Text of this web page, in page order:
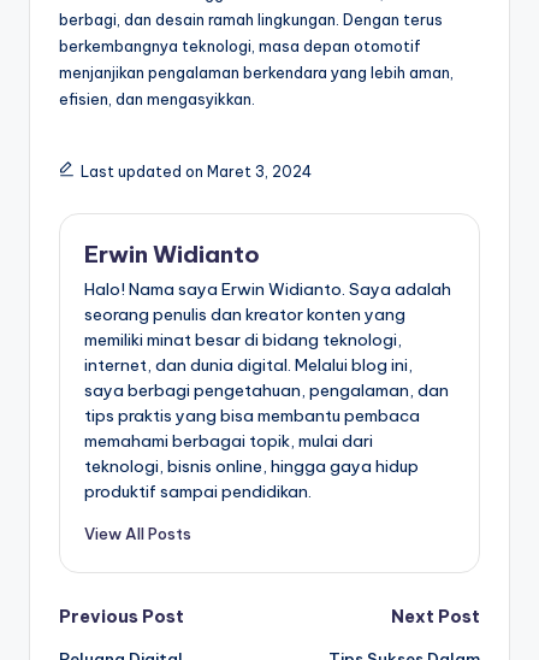
berbagi, dan desain ramah lingkungan. Dengan terus
berkembangnya teknologi, masa depan otomotif
menjanjikan pengalaman berkendara yang lebih aman,
efisien, dan mengasyikkan.
Last updated on Maret 3, 2024
Erwin Widianto
Halo! Nama saya Erwin Widianto. Saya adalah
seorang penulis dan kreator konten yang
memiliki minat besar di bidang teknologi,
internet, dan dunia digital. Melalui blog ini,
saya berbagi pengetahuan, pengalaman, dan
tips praktis yang bisa membantu pembaca
memahami berbagai topik, mulai dari
teknologi, bisnis online, hingga gaya hidup
produktif sampai pendidikan.
View All Posts
Post
Previous Post
Next Post